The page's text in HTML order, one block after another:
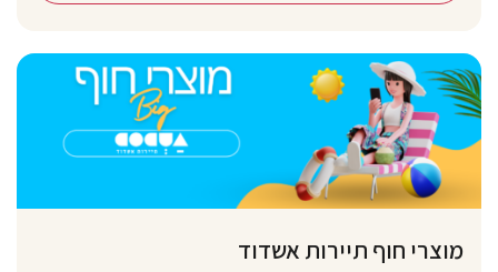
מוצרי חוף תיירות אשדוד